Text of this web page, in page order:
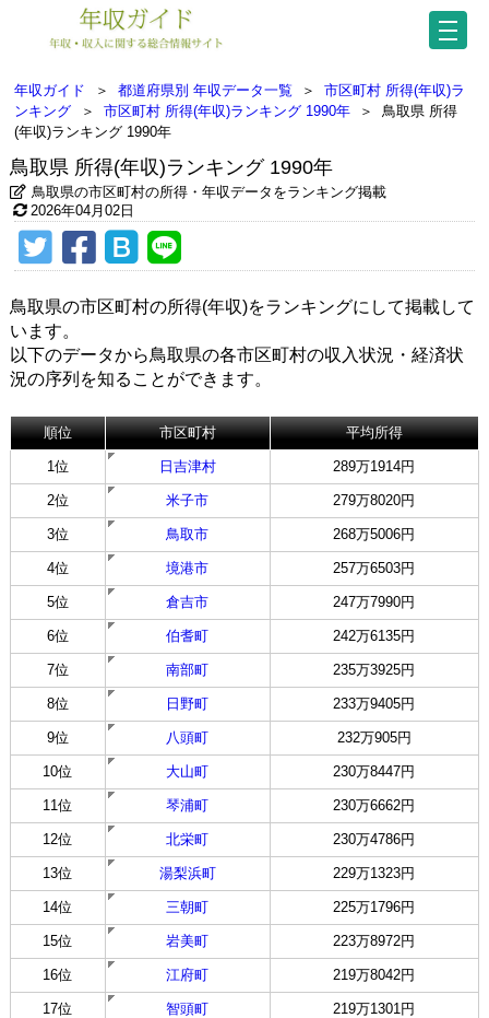
年収ガイド ＞ 都道府県別 年収データ一覧 ＞
市区町村 所得(年収)ラ
ンキング
＞ 市区町村 所得(年収)ランキング 1990年 ＞
鳥取県 所得
(年収)ランキング 1990年
鳥取県 所得(年収)ランキング 1990年
鳥取県の市区町村の所得・年収データをランキング掲載
2026年04月02日
鳥取県の市区町村の所得(年収)をランキングにして掲載して
います。
以下のデータから鳥取県の各市区町村の収入状況・経済状
況の序列を知ることができます。
順位 市区町村 平均所得
1位 日吉津村 289万1914円
2位 米子市 279万8020円
3位 鳥取市 268万5006円
4位 境港市 257万6503円
5位 倉吉市 247万7990円
6位 伯耆町 242万6135円
7位 南部町 235万3925円
8位 日野町 233万9405円
9位 八頭町 232万905円
10位 大山町 230万8447円
11位 琴浦町 230万6662円
12位 北栄町 230万4786円
13位 湯梨浜町 229万1323円
14位 三朝町 225万1796円
15位 岩美町 223万8972円
16位 江府町 219万8042円
17位 智頭町 219万1301円